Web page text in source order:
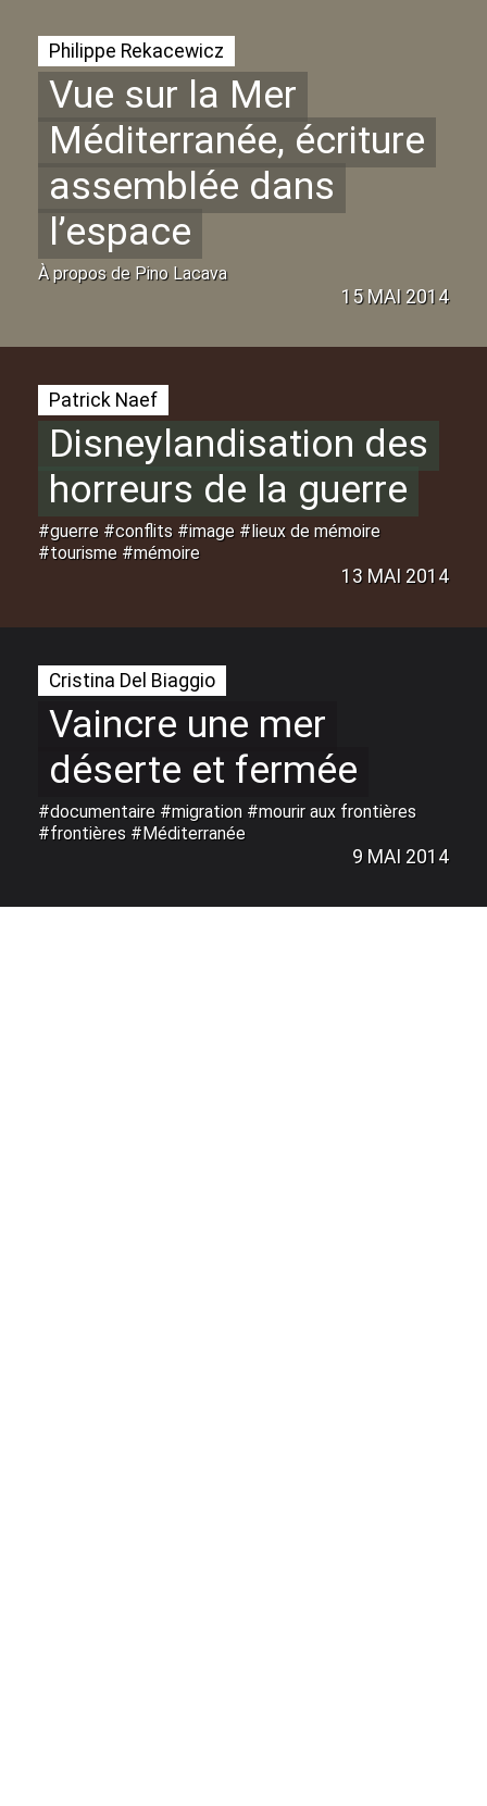
Philippe Rekacewicz
Vue sur la Mer
Méditerranée, écriture
assemblée dans
l’espace
À propos de Pino Lacava
15 MAI 2014
Patrick Naef
Disneylandisation des
horreurs de la guerre
#guerre #conflits #image #lieux de mémoire
#tourisme #mémoire
13 MAI 2014
Cristina Del Biaggio
Vaincre une mer
déserte et fermée
#documentaire #migration #mourir aux frontières
#frontières #Méditerranée
9 MAI 2014